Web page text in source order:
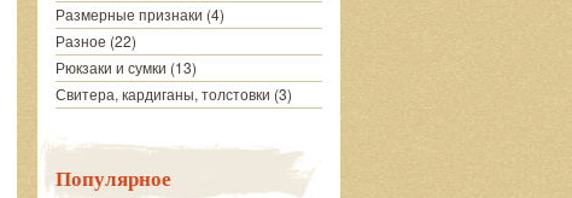
Размерные признаки (4)
Разное (22)
Рюкзаки и сумки (13)
Свитера, кардиганы, толстовки (3)
Популярное